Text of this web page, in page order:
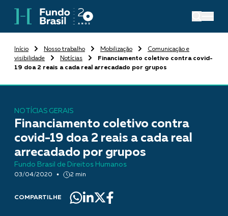
Início Nosso trabalho Mobilização
Comunicação e
visibilidade
Notícias
Financiamento coletivo contra covid-
19 doa 2 reais a cada real arrecadado por grupos
NOTÍCIAS GERAIS
Financiamento coletivo contra
covid-19 doa 2 reais a cada real
arrecadado por grupos
Fundo Brasil de Direitos Humanos
03/04/2020 2 min
COMPARTILHE